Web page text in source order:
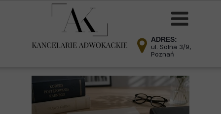
ADRES:
ul. Solna 3/9,
Poznań